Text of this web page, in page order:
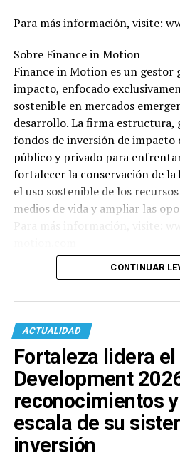
Para más información, visite:
Sobre Finance in Motion
Finance in Motion es un gestor
impacto, enfocado
sostenible en mercados
desarrollo. La firma estructura,
fondos de inversión de impacto
público y privado para
fortalecer la conservación de
el uso sostenible de los
medios de vida y ampliar las
CONTINUAR
ACTUALIDAD
Fortaleza lidera el
Development
reconocimientos
escala de su
inversión